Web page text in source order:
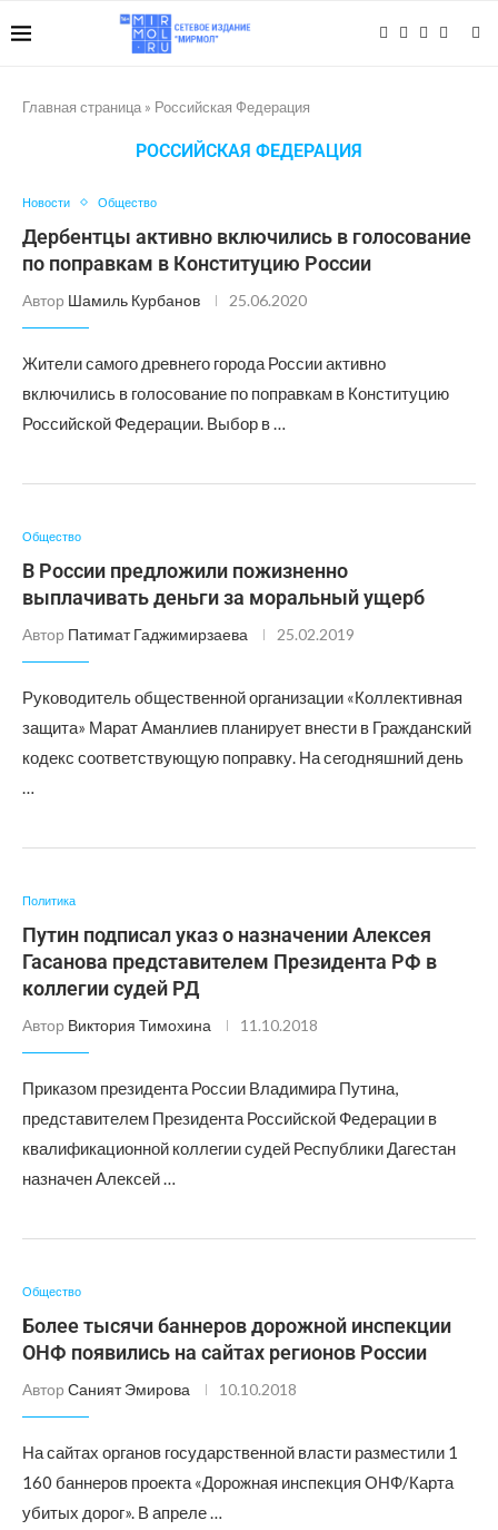
Главная страница » Российская Федерация
РОССИЙСКАЯ ФЕДЕРАЦИЯ
Новости Общество
Дербентцы активно включились в голосование
по поправкам в Конституцию России
Автор Шамиль Курбанов 25.06.2020
Жители самого древнего города России активно
включились в голосование по поправкам в Конституцию
Российской Федерации. Выбор в …
Общество
В России предложили пожизненно
выплачивать деньги за моральный ущерб
Автор Патимат Гаджимирзаева 25.02.2019
Руководитель общественной организации «Коллективная
защита» Марат Аманлиев планирует внести в Гражданский
кодекс соответствующую поправку. На сегодняшний день
…
Политика
Путин подписал указ о назначении Алексея
Гасанова представителем Президента РФ в
коллегии судей РД
Автор Виктория Тимохина 11.10.2018
Приказом президента России Владимира Путина,
представителем Президента Российской Федерации в
квалификационной коллегии судей Республики Дагестан
назначен Алексей …
Общество
Более тысячи баннеров дорожной инспекции
ОНФ появились на сайтах регионов России
Автор Саният Эмирова 10.10.2018
На сайтах органов государственной власти разместили 1
160 баннеров проекта «Дорожная инспекция ОНФ/Карта
убитых дорог». В апреле …